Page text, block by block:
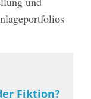
Fiktion?